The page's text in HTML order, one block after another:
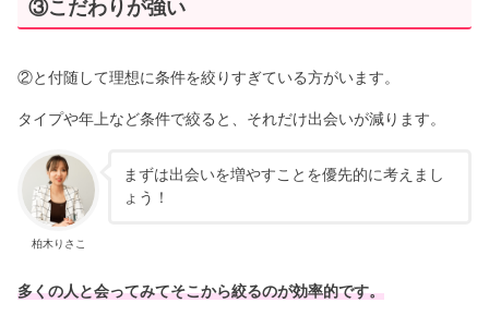
③こだわりが強い
②と付随して理想に条件を絞りすぎている方がいます。
タイプや年上など条件で絞ると、それだけ出会いが減ります。
柏木りさこ
まずは出会いを増やすことを優先的に考えまし
ょう！
多くの人と会ってみてそこから絞るのが効率的です。